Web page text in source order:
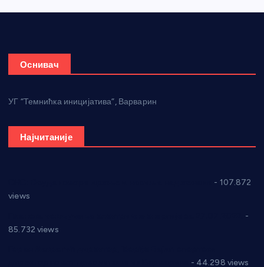
Оснивач
УГ “Темнићка иницијатива”, Варварин
Најчитаније
- 107.872
views
-
85.732 views
- 44.298 views